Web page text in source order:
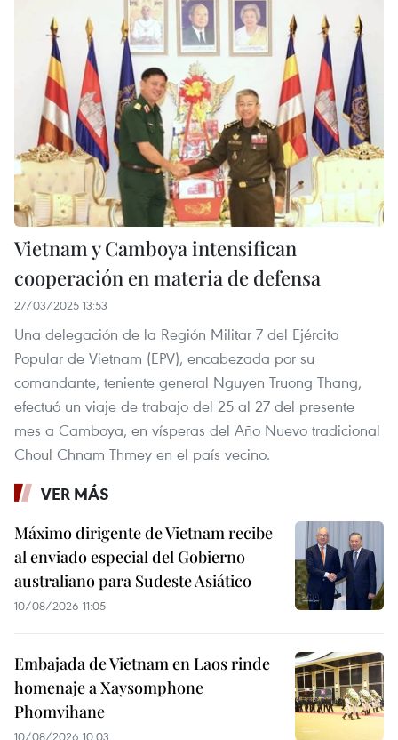
Vietnam y Camboya intensifican
cooperación en materia de defensa
27/03/2025 13:53
Una delegación de la Región Militar 7 del Ejército
Popular de Vietnam (EPV), encabezada por su
comandante, teniente general Nguyen Truong Thang,
efectuó un viaje de trabajo del 25 al 27 del presente
mes a Camboya, en vísperas del Año Nuevo tradicional
Choul Chnam Thmey en el país vecino.
VER MÁS
Máximo dirigente de Vietnam recibe
al enviado especial del Gobierno
australiano para Sudeste Asiático
10/08/2026 11:05
Embajada de Vietnam en Laos rinde
homenaje a Xaysomphone
Phomvihane
10/08/2026 10:03